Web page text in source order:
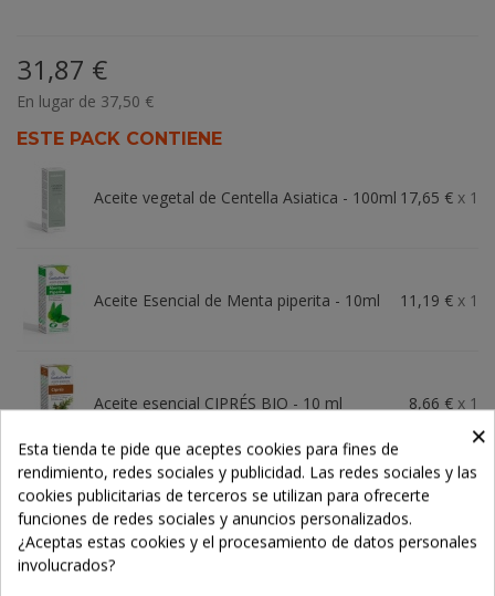
31,87 €
En lugar de 37,50 €
ESTE PACK CONTIENE
Aceite vegetal de Centella Asiatica - 100ml 17,65 € x 1
Aceite Esencial de Menta piperita - 10ml 11,19 € x 1
Aceite esencial CIPRÉS BIO - 10 ml 8,66 € x 1
-
Añadir Al Carrito
×
Esta tienda te pide que aceptes cookies para fines de
rendimiento, redes sociales y publicidad. Las redes sociales y las
cookies publicitarias de terceros se utilizan para ofrecerte
funciones de redes sociales y anuncios personalizados.
¿Aceptas estas cookies y el procesamiento de datos personales
involucrados?